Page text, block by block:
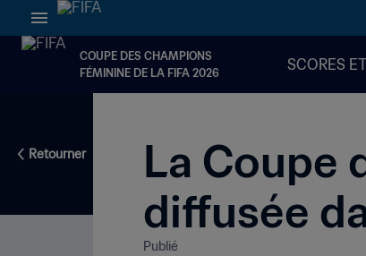
COUPE DES CHAMPIONS
FÉMININE DE LA FIFA 2026
SCORES
Retourner
La Coupe
diffusée
Publié